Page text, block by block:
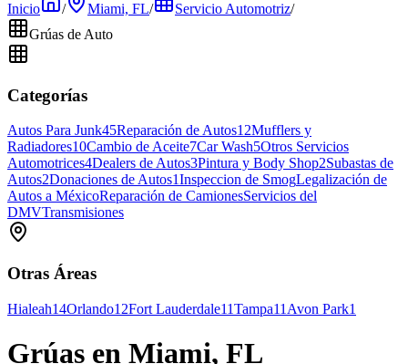
Inicio
/ Miami, FL/ Servicio Automotriz/
Grúas de Auto
Categorías
Autos Para Junk45Reparación de Autos12Mufflers y
Radiadores10Cambio de Aceite7Car Wash5Otros Servicios
Automotrices4Dealers de Autos3Pintura y Body Shop2Subastas de
Autos2Donaciones de Autos1Inspeccion de SmogLegalización de
Autos a MéxicoReparación de CamionesServicios del
DMVTransmisiones
Otras Áreas
Hialeah14Orlando12Fort Lauderdale11Tampa11 Avon Park1
Grúas en Miami, FL